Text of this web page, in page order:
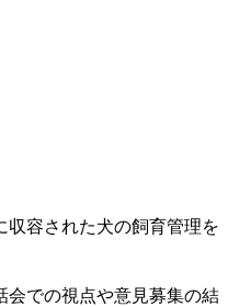
容された犬の飼育管理を
会での視点や意見募集の結